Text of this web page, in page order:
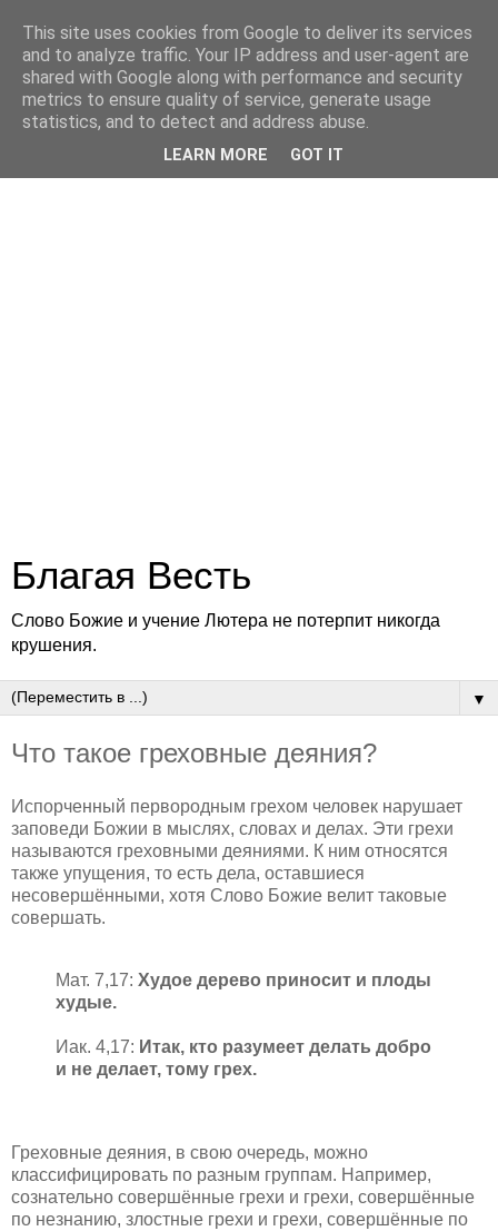
Благая Весть
Слово Божие и учение Лютера не потерпит никогда
крушения.
▼
Что такое греховные деяния?
Испорченный первородным грехом человек нарушает
заповеди Божии в мыслях, словах и делах. Эти грехи
называются греховными деяниями. К ним относятся
также упущения, то есть дела, оставшиеся
несовершёнными, хотя Слово Божие велит таковые
совершать.
Мат. 7,17: Худое дерево приносит и плоды
худые.
Иак. 4,17: Итак, кто разумеет делать добро
и не делает, тому грех.
Греховные деяния, в свою очередь, можно
классифицировать по разным группам. Например,
сознательно совершённые грехи и грехи, совершённые
по незнанию, злостные грехи и грехи, совершённые по
This site uses cookies from Google to deliver its services
and to analyze traffic. Your IP address and user-agent are
shared with Google along with performance and security
metrics to ensure quality of service, generate usage
statistics, and to detect and address abuse.
LEARN MORE GOT IT